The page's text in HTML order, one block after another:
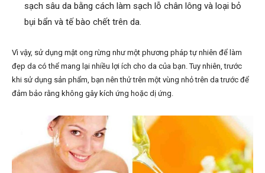
sạch sâu da bằng cách làm sạch lỗ chân lông và loại bỏ
bụi bẩn và tế bào chết trên da.
Vì vậy, sử dụng mật ong rừng như một phương pháp tự nhiên để làm
đẹp da có thể mang lại nhiều lợi ích cho da của bạn. Tuy nhiên, trước
khi sử dụng sản phẩm, bạn nên thử trên một vùng nhỏ trên da trước để
đảm bảo rằng không gây kích ứng hoặc dị ứng.